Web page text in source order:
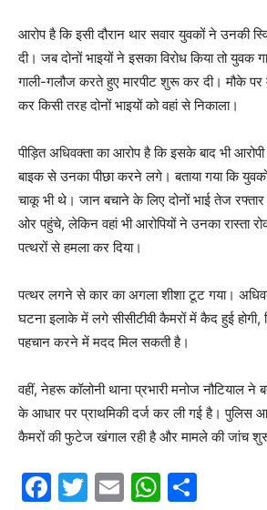
आरोप है कि इसी दौरान थार सवार युवकों ने उनकी
दी। जब दोनों भाइयों ने इसका विरोध किया तो
गाली-गलौज करते हुए मारपीट शुरू कर दी। मौके पर
कर किसी तरह दोनों भाइयों को वहां से निकाला।
पीड़ित अधिवक्ता का आरोप है कि इसके बाद भी
बाइक से उनका पीछा करने लगे। बताया गया कि
चाकू भी थे। जान बचाने के लिए दोनों भाई तेज रफ्तार
ओर पहुंचे, लेकिन वहां भी आरोपियों ने उनका रास्ता
पत्थरों से हमला कर दिया।
पत्थर लगने से कार का अगला शीशा टूट गया।
घटना इलाके में लगे सीसीटीवी कैमरों में कैद हुई होगी,
पहचान करने में मदद मिल सकती है।
वहीं, नेहरू कॉलोनी थाना प्रभारी मनोज नौटियाल ने
के आधार पर प्राथमिकी दर्ज कर ली गई है। पुलिस
कैमरों की फुटेज खंगाल रही है और मामले की जांच
F
T
E
W